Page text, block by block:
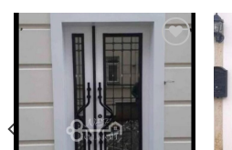
wishlist